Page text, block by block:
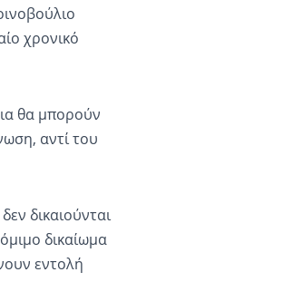
χρονικό
θα μπορούν
αντί του
δικαιούνται
δικαίωμα
εντολή